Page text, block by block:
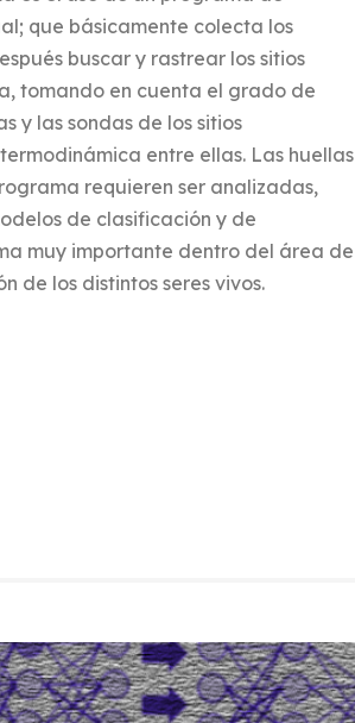
que básicamente colecta los
buscar y rastrear los sitios
tomando en cuenta el grado de
y las sondas de los sitios
entre ellas. Las huellas
requieren ser analizadas,
de clasificación y de
muy importante dentro del área de
de los distintos seres vivos.